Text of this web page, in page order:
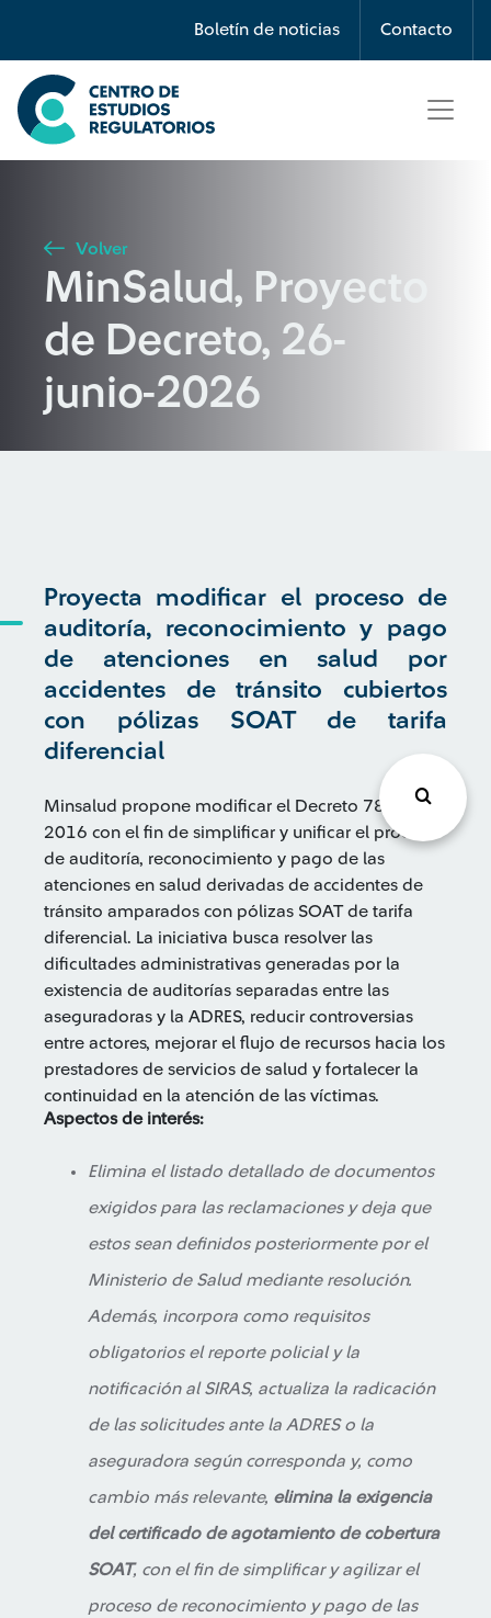
Boletín de noticias Contacto
Búsqueda
Seleccione país
Buscar
Volver
MinSalud, Proyecto
de Decreto, 26-
junio-2026
Proyecta modificar el proceso de
auditoría, reconocimiento y pago
de atenciones en salud por
accidentes de tránsito cubiertos
con pólizas SOAT de tarifa
diferencial
Minsalud propone modificar el Decreto 780 de
2016 con el fin de simplificar y unificar el proceso
de auditoría, reconocimiento y pago de las
atenciones en salud derivadas de accidentes de
tránsito amparados con pólizas SOAT de tarifa
diferencial. La iniciativa busca resolver las
dificultades administrativas generadas por la
existencia de auditorías separadas entre las
aseguradoras y la ADRES, reducir controversias
entre actores, mejorar el flujo de recursos hacia los
prestadores de servicios de salud y fortalecer la
continuidad en la atención de las víctimas.
Aspectos de interés:
Elimina el listado detallado de documentos
exigidos para las reclamaciones y deja que
estos sean definidos posteriormente por el
Ministerio de Salud mediante resolución.
Además, incorpora como requisitos
obligatorios el reporte policial y la
notificación al SIRAS, actualiza la radicación
de las solicitudes ante la ADRES o la
aseguradora según corresponda y, como
cambio más relevante, elimina la exigencia
del certificado de agotamiento de cobertura
SOAT, con el fin de simplificar y agilizar el
proceso de reconocimiento y pago de las